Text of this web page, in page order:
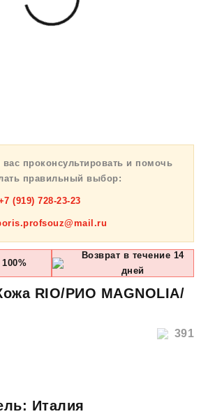
вас проконсультировать и помочь
правильный выбор:
(919) 728-23-23
100%
Возврат в течение 14
дней
RIO/РИО MAGNOLIA/
391
Италия